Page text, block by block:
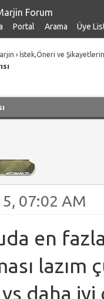
Forum
Portal Arama Üye
› İstek,Öneri ve
07:02 AM
en
vs daha